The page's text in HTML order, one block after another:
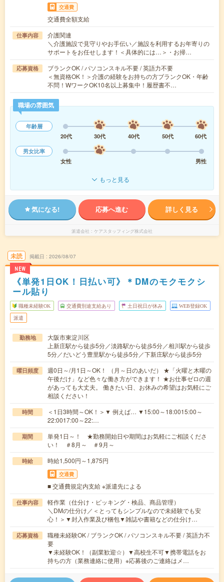
交通費
交通費全額支給
仕事内容
介護関連
＼介護施設で見守りやお手伝い／施設を利用するお年寄りの
サポートをお任せします！＜具体的には…＞・お掃…
応募資格
ブランクOK / パソコンスキル不要 / 英語力不要
＜無資格OK！＞介護の経験をお持ちの方ブランクOK・年齢
不問！WワークOK10名以上募集中！履歴書不…
職場の雰囲気
年齢層
20代
30代 40代 50代
60代
男女比率
女性
男性
もっと見る
気になる! 応募へ進む 詳しく見る
派遣会社 ケアスタッフィング株式会社
未読
NEW
掲載日 2026/08/07
《単発1日OK！日払い可》＊DMのモクモクシ
ール貼り
職種未経験OK 交通費別途支給あり 土日祝日が休み WEB登録OK
派遣
勤務地
大阪市東淀川区
上新庄駅から徒歩5分／淡路駅から徒歩5分／相川駅から徒歩
5分／だいどう豊里駅から徒歩5分／下新庄駅から徒歩5分
曜日頻度
週0日～/月1日～OK！ （月～日のあいだ） ★「火曜と木曜の
午後だけ」など色々な働き方ができます！ ★お仕事ゼロの週
があっても大丈夫。 働きたい日、お休みの希望はお気軽にご
相談ください！
時間
＜1日3時間～OK！＞▼ 例えば… ▼15:00～18:0015:00～
22:0017:00～22:…
期間
単発1日～！ ★勤務開始日や期間はお気軽にご相談くださ
い！ ＃8月～ ＃9月～
時給 時給1,500円～1,875円
交通費
■ 交通費規定内支給 ※派遣先による
仕事内容
軽作業（仕分け・ピッキング・検品、商品管理）
＼DMの仕分け／＜とってもシンプルなので未経験でも安
心！＞▼封入作業及び梱包▼雑誌や書籍などの仕分け…
応募資格
職種未経験OK / ブランクOK / パソコンスキル不要 / 英語力不
要
▼未経験OK！（副業歓迎☆）▼高校生不可▼携帯電話をお
持ちの方（業務連絡に使用）※応募後のご連絡はメ…